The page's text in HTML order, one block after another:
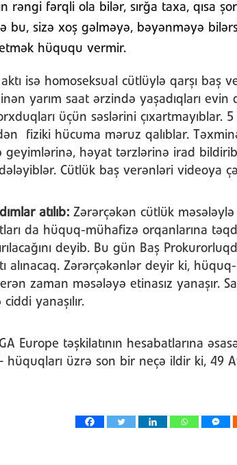
rəngi fərqli ola bilər, sırğa taxa, qısa
bu, sizə xoş gəlməyə, bəyənməyə
hüququ vermir.
isə homoseksual cütlüylə qarşı baş
yarım saat ərzində yaşadıqları evin
üçün səslərini çıxartmayıblar.
fiziki hücuma məruz qalıblar.
geyimlərinə, həyat tərzlərinə irad
Cütlük baş verənləri videoya
atılıb: Zərərçəkən cütlük
da hüquq-mühafizə orqanlarına
deyib. Bu gün Baş
alınacaq. Zərərçəkənlər deyir ki,
zaman məsələyə etinasız yanaşır.
yanaşılır.
Europe təşkilatının hesabatlarına
hüquqları üzrə son bir neçə ildir ki, 49